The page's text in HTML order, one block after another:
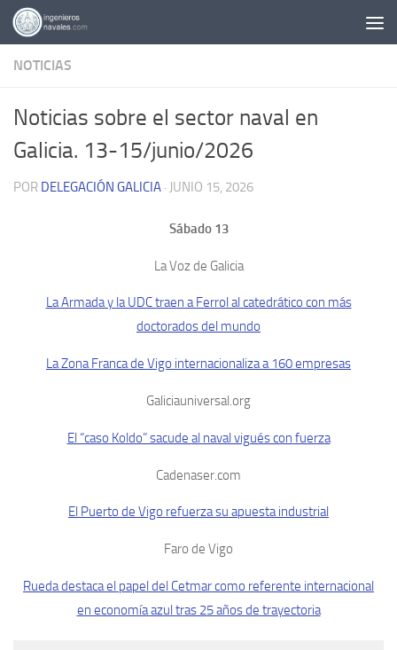
Saltar al contenido
NOTICIAS
Noticias sobre el sector naval en
Galicia. 13-15/junio/2026
POR DELEGACIÓN GALICIA · JUNIO 15, 2026
Sábado 13
La Voz de Galicia
La Armada y la UDC traen a Ferrol al catedrático con más
doctorados del mundo
La Zona Franca de Vigo internacionaliza a 160 empresas
Galiciauniversal.org
El “caso Koldo” sacude al naval vigués con fuerza
Cadenaser.com
El Puerto de Vigo refuerza su apuesta industrial
Faro de Vigo
Rueda destaca el papel del Cetmar como referente internacional
en economía azul tras 25 años de trayectoria